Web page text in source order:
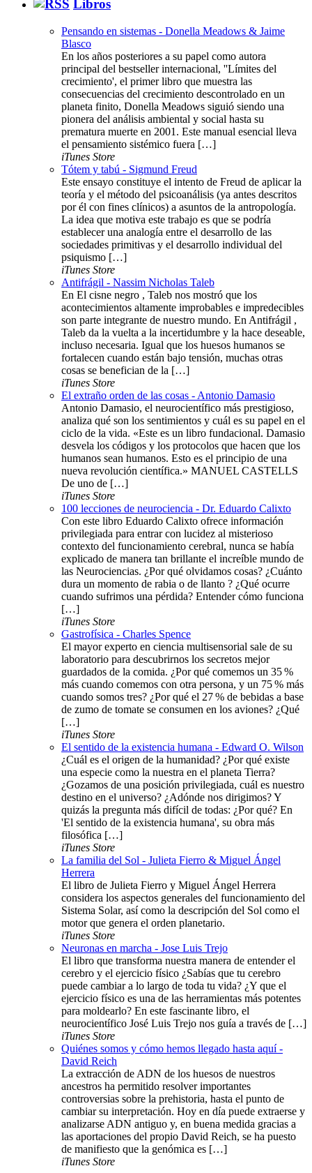
Libros
Pensando en sistemas - Donella Meadows & Jaime
Blasco
En los años posteriores a su papel como autora
principal del bestseller internacional, ''Límites del
crecimiento', el primer libro que muestra las
consecuencias del crecimiento descontrolado en un
planeta finito, Donella Meadows siguió siendo una
pionera del análisis ambiental y social hasta su
prematura muerte en 2001. Este manual esencial lleva
el pensamiento sistémico fuera […]
iTunes Store
Tótem y tabú - Sigmund Freud
Este ensayo constituye el intento de Freud de aplicar la
teoría y el método del psicoanálisis (ya antes descritos
por él con fines clínicos) a asuntos de la antropología.
La idea que motiva este trabajo es que se podría
establecer una analogía entre el desarrollo de las
sociedades primitivas y el desarrollo individual del
psiquismo […]
iTunes Store
Antifrágil - Nassim Nicholas Taleb
En El cisne negro , Taleb nos mostró que los
acontecimientos altamente improbables e impredecibles
son parte integrante de nuestro mundo. En Antifrágil ,
Taleb da la vuelta a la incertidumbre y la hace deseable,
incluso necesaria. Igual que los huesos humanos se
fortalecen cuando están bajo tensión, muchas otras
cosas se benefician de la […]
iTunes Store
El extraño orden de las cosas - Antonio Damasio
Antonio Damasio, el neurocientífico más prestigioso,
analiza qué son los sentimientos y cuál es su papel en el
ciclo de la vida. «Este es un libro fundacional. Damasio
desvela los códigos y los protocolos que hacen que los
humanos sean humanos. Esto es el principio de una
nueva revolución científica.» MANUEL CASTELLS
De uno de […]
iTunes Store
100 lecciones de neurociencia - Dr. Eduardo Calixto
Con este libro Eduardo Calixto ofrece información
privilegiada para entrar con lucidez al misterioso
contexto del funcionamiento cerebral, nunca se había
explicado de manera tan brillante el increíble mundo de
las Neurociencias. ¿Por qué olvidamos cosas? ¿Cuánto
dura un momento de rabia o de llanto ? ¿Qué ocurre
cuando sufrimos una pérdida? Entender cómo funciona
[…]
iTunes Store
Gastrofísica - Charles Spence
El mayor experto en ciencia multisensorial sale de su
laboratorio para descubrirnos los secretos mejor
guardados de la comida. ¿Por qué comemos un 35 %
más cuando comemos con otra persona, y un 75 % más
cuando somos tres? ¿Por qué el 27 % de bebidas a base
de zumo de tomate se consumen en los aviones? ¿Qué
[…]
iTunes Store
El sentido de la existencia humana - Edward O. Wilson
¿Cuál es el origen de la humanidad? ¿Por qué existe
una especie como la nuestra en el planeta Tierra?
¿Gozamos de una posición privilegiada, cuál es nuestro
destino en el universo? ¿Adónde nos dirigimos? Y
quizás la pregunta más difícil de todas: ¿Por qué? En
'El sentido de la existencia humana', su obra más
filosófica […]
iTunes Store
La familia del Sol - Julieta Fierro & Miguel Ángel
Herrera
El libro de Julieta Fierro y Miguel Ángel Herrera
considera los aspectos generales del funcionamiento del
Sistema Solar, así como la descripción del Sol como el
motor que genera el orden planetario.
iTunes Store
Neuronas en marcha - Jose Luis Trejo
El libro que transforma nuestra manera de entender el
cerebro y el ejercicio físico ¿Sabías que tu cerebro
puede cambiar a lo largo de toda tu vida? ¿Y que el
ejercicio físico es una de las herramientas más potentes
para moldearlo? En este fascinante libro, el
neurocientífico José Luis Trejo nos guía a través de […]
iTunes Store
Quiénes somos y cómo hemos llegado hasta aquí -
David Reich
La extracción de ADN de los huesos de nuestros
ancestros ha permitido resolver importantes
controversias sobre la prehistoria, hasta el punto de
cambiar su interpretación. Hoy en día puede extraerse y
analizarse ADN antiguo y, en buena medida gracias a
las aportaciones del propio David Reich, se ha puesto
de manifiesto que la genómica es […]
iTunes Store